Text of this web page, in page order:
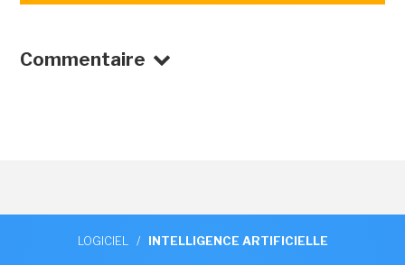
Commentaire
LOGICIEL / INTELLIGENCE ARTIFICIELLE